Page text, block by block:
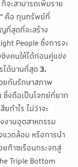
จะสามารถเพิ่มราย
คือ ทุนทรัพย์ที่
สุดที่จะสร้าง
People ซึ่งการจะ
งคนให้ได้ก่อนคู่แข่ง
ได้นานที่สุด 3.
ยกันรักษาสภาพ
ซึ่งถือเป็นโจทย์ที่ยาก
กำไร ไม่ว่าจะ
งานอุตสาหกรรม
วดล้อม หรือการนำ
ก๊าซเรือนกระจกสู่
Triple Bottom